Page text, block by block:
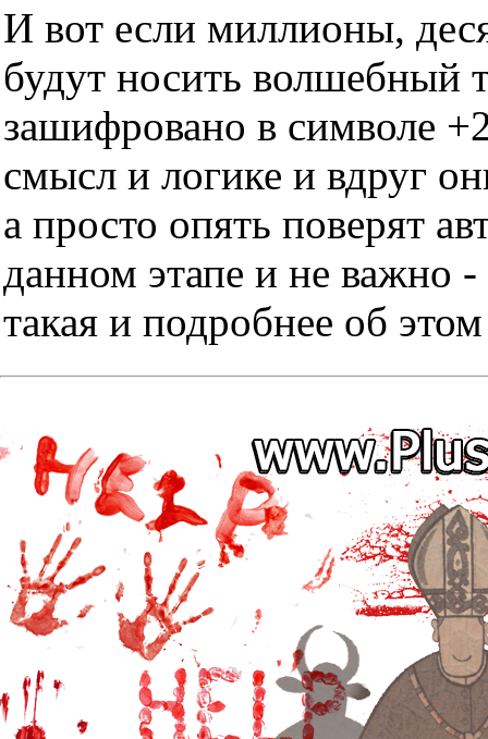
И вот если миллионы,
будут носить волшебный
зашифровано в символе
смысл и логике и вдруг
а просто опять поверят
данном этапе и не важно
такая и подробнее об